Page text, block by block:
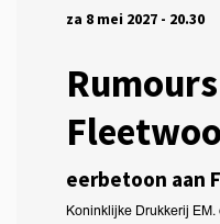
eerbetoon aan
za 8 mei 2027 - 20.30
Koninklijke Drukkerij EM.